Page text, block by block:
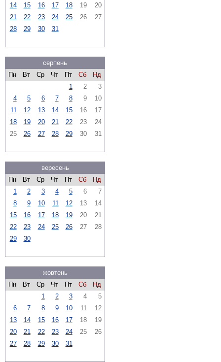
14
15 16 17 18 19
20
21
22 23 24 25 26
27
28
29 30 31
серпень
Пн
Вт Ср Чт Пт Сб
Нд
1
2
3
4
5 6 7 8 9
10
11
12 13 14 15 16
17
18
19 20 21 22 23
24
25
26 27 28 29 30 31
вересень
Пн
Вт Ср Чт Пт Сб
Нд
1
2 3 4 5 6
7
8
9 10 11 12 13
14
15
16 17 18 19 20
21
22
23 24 25 26 27
28
29
30
жовтень
Пн
Вт Ср Чт Пт Сб
Нд
1
2 3 4
5
6
7 8 9 10 11
12
13
14 15 16 17 18
19
20
21 22 23 24 25
26
27
28 29 30 31